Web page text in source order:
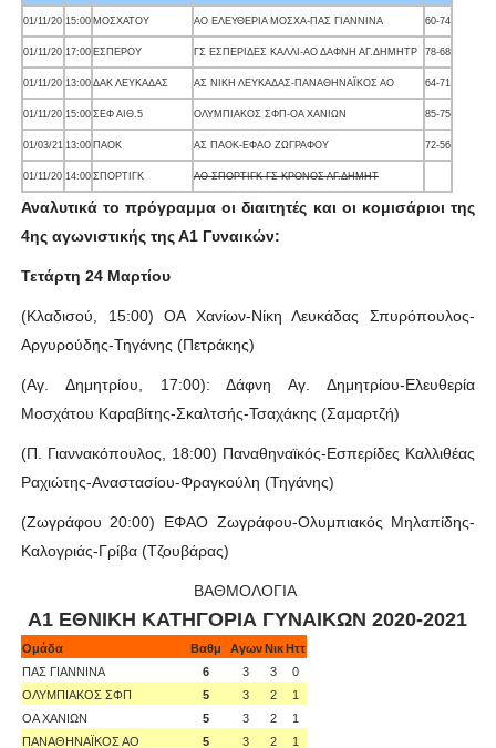
01/11/20 15:00 ΜΟΣΧΑΤΟΥ ΑΟ ΕΛΕΥΘΕΡΙΑ ΜΟΣΧΑ-ΠΑΣ ΓΙΑΝΝΙΝΑ 60-74
01/11/20 17:00 ΕΣΠΕΡΟΥ ΓΣ ΕΣΠΕΡΙΔΕΣ ΚΑΛΛΙ-ΑΟ ΔΑΦΝΗ ΑΓ.ΔΗΜΗΤΡ 78-68
01/11/20 13:00 ΔΑΚ ΛΕΥΚΑΔΑΣ ΑΣ ΝΙΚΗ ΛΕΥΚΑΔΑΣ-ΠΑΝΑΘΗΝΑΪΚΟΣ ΑΟ 64-71
01/11/20 15:00 ΣΕΦ ΑΙΘ.5 ΟΛΥΜΠΙΑΚΟΣ ΣΦΠ-ΟΑ ΧΑΝΙΩΝ 85-75
01/03/21 13:00 ΠΑΟΚ ΑΣ ΠΑΟΚ-ΕΦΑΟ ΖΩΓΡΑΦΟΥ 72-56
01/11/20 14:00 ΣΠΟΡΤΙΓΚ ΑΟ ΣΠΟΡΤΙΓΚ-ΓΣ ΚΡΟΝΟΣ ΑΓ.ΔΗΜΗΤ
Αναλυτικά το πρόγραμμα οι διαιτητές και οι κομισάριοι της
4ης αγωνιστικής της Α1 Γυναικών:
Τετάρτη 24 Μαρτίου
(Κλαδισού, 15:00) ΟΑ Χανίων-Νίκη Λευκάδας Σπυρόπουλος-
Αργυρούδης-Τηγάνης (Πετράκης)
(Αγ. Δημητρίου, 17:00): Δάφνη Αγ. Δημητρίου-Ελευθερία
Μοσχάτου Καραβίτης-Σκαλτσής-Τσαχάκης (Σαμαρτζή)
(Π. Γιαννακόπουλος, 18:00) Παναθηναϊκός-Εσπερίδες Καλλιθέας
Ραχιώτης-Αναστασίου-Φραγκούλη (Τηγάνης)
(Ζωγράφου 20:00) ΕΦΑΟ Ζωγράφου-Ολυμπιακός Μηλαπίδης-
Καλογριάς-Γρίβα (Τζουβάρας)
ΒΑΘΜΟΛΟΓΙΑ
Α1 ΕΘΝΙΚΗ ΚΑΤΗΓΟΡΙΑ ΓΥΝΑΙΚΩΝ 2020-2021
Ομάδα Βαθμ ΑγωνΝικΗττ
ΠΑΣ ΓΙΑΝΝΙΝΑ
6 3 3
0
ΟΛΥΜΠΙΑΚΟΣ ΣΦΠ
5 3 2
1
ΟΑ ΧΑΝΙΩΝ
5 3 2
1
ΠΑΝΑΘΗΝΑΪΚΟΣ ΑΟ
5 3 2
1